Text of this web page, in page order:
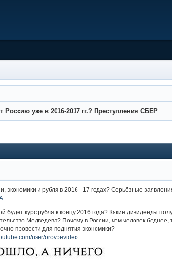
Россию уже в 2016-2017 гг.? Преступления СБЕР
экономики и рубля в 2016 - 17 годах? Серьёзные
будет курс рубля в концу 2016 года? Какие дивиденды
Медведева? Почему в России, чем человек
провести для поднятия экономики?
user/orovoevideo